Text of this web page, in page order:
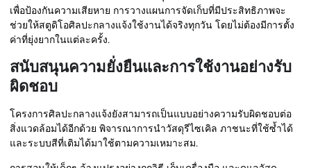
เพื่อป้องกันความเสียหาย การวางแผนการจัดเก็บที่มีประสิทธิภาพจะ
ช่วยให้สตูดิโอศิลปะกลางแจ้งใช้งานได้จริงทุกวัน โดยไม่ต้องมีการตั้ง
ค่าที่ยุ่งยากในแต่ละครั้ง.
สนับสนุนความยั่งยืนและการใช้งานอย่างรับ
ผิดชอบ
โครงการศิลปะกลางแจ้งยังสามารถเป็นแบบอย่างความรับผิดชอบต่อ
สิ่งแวดล้อมได้อีกด้วย พิจารณาการนำวัสดุรีไซเคิล ภาชนะที่ใช้ซ้ำได้
และระบบสีที่เติมได้มาใช้ตามความเหมาะสม.